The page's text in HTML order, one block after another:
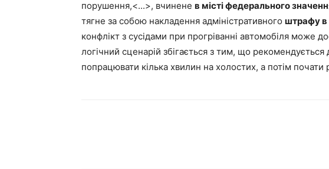
порушення,<...>, вчинене в місті федерального
тягне за собою накладення адміністративного штрафу в
конфлікт з сусідами при прогріванні автомобіля може
логічний сценарій збігається з тим, що
попрацювати кілька хвилин на холостих, а потім почати